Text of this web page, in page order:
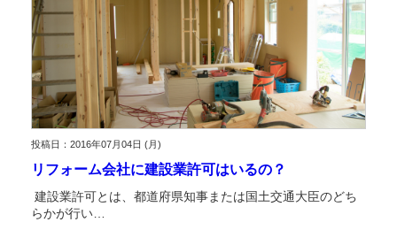
投稿日：2016年07月04日 (月)
リフォーム会社に建設業許可はいるの？
建設業許可とは、都道府県知事または国土交通大臣のどち
らかが行い…